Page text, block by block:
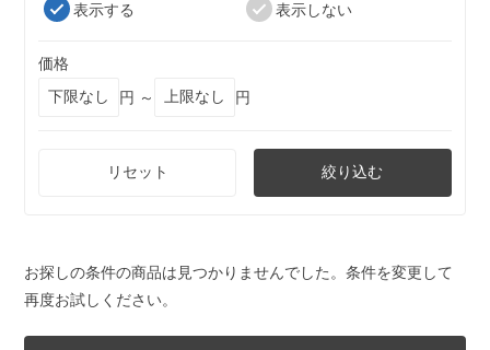
表示する
表示しない
価格
円 ～
円
リセット 絞り込む
お探しの条件の商品は見つかりませんでした。条件を変更して
再度お試しください。